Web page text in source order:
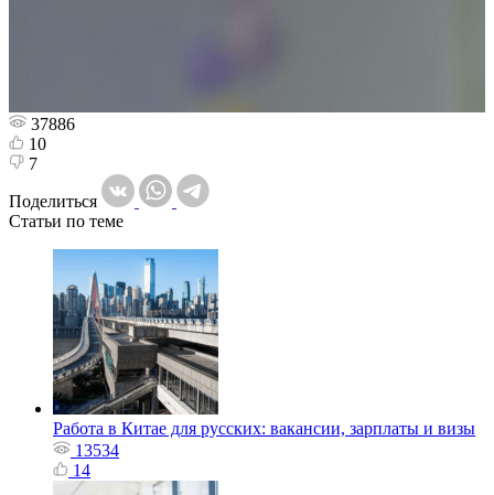
37886
10
7
Поделиться
Статьи по теме
Работа в Китае для русских: вакансии, зарплаты и визы
13534
14